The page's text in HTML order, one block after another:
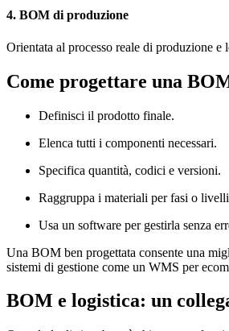
4. BOM di produzione
Orientata al processo reale di produzione e
Come progettare una
Definisci il prodotto finale.
Elenca tutti i componenti necessari.
Specifica quantità, codici e versioni.
Raggruppa i materiali per fasi o
Usa un software per gestirla senza
Una BOM ben progettata consente una
sistemi di gestione come un WMS per
BOM e logistica: un